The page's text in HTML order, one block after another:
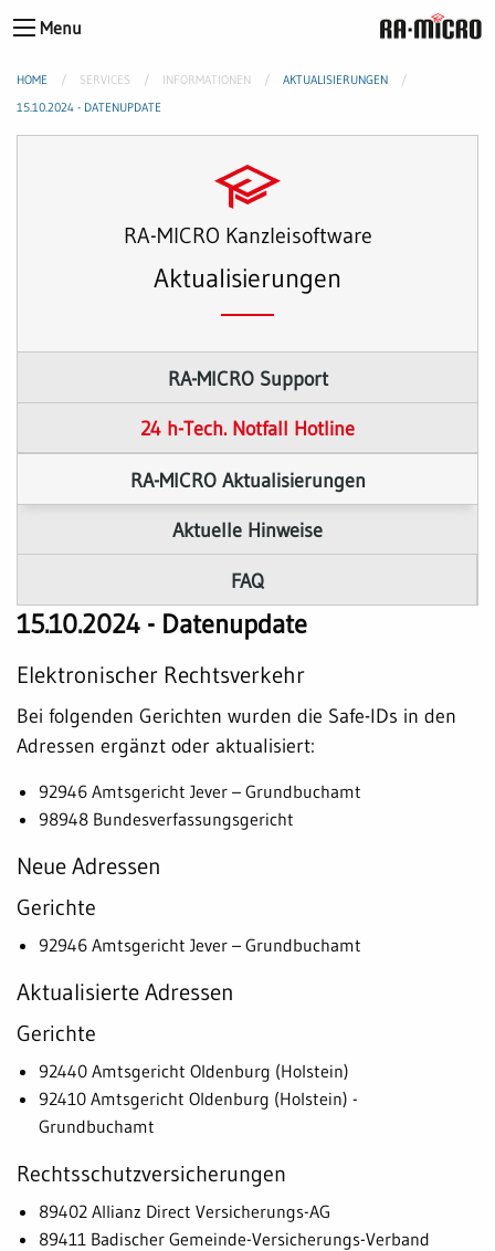
Menu
HOME SERVICES INFORMATIONEN
AKTUALISIERUNGEN
15.10.2024 - DATENUPDATE
RA-MICRO Kanzleisoftware
Aktualisierungen
RA-MICRO Support
24 h-Tech. Notfall Hotline
RA-MICRO Aktualisierungen
Aktuelle Hinweise
FAQ
15.10.2024 - Datenupdate
Elektronischer Rechtsverkehr
Bei folgenden Gerichten wurden die Safe-IDs in den
Adressen ergänzt oder aktualisiert:
92946 Amtsgericht Jever – Grundbuchamt
98948 Bundesverfassungsgericht
Neue Adressen
Gerichte
92946 Amtsgericht Jever – Grundbuchamt
Aktualisierte Adressen
Gerichte
92440 Amtsgericht Oldenburg (Holstein)
92410 Amtsgericht Oldenburg (Holstein) -
Grundbuchamt
Rechtsschutzversicherungen
89402 Allianz Direct Versicherungs-AG
89411 Badischer Gemeinde-Versicherungs-Verband